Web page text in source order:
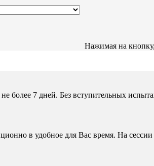
Нажимая на
более 7 дней. Без вступительных
в удобное для Вас время. На